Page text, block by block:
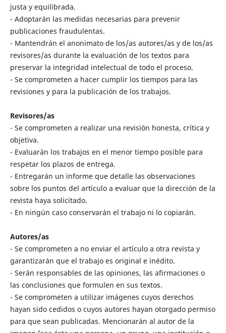
justa y equilibrada.
- Adoptarán las medidas necesarias para prevenir
publicaciones fraudulentas.
- Mantendrán el anonimato de los/as autores/as y de los/as
revisores/as durante la evaluación de los textos para
preservar la integridad intelectual de todo el proceso.
- Se comprometen a hacer cumplir los tiempos para las
revisiones y para la publicación de los trabajos.
Revisores/as
- Se comprometen a realizar una revisión honesta, crítica y
objetiva.
- Evaluarán los trabajos en el menor tiempo posible para
respetar los plazos de entrega.
- Entregarán un informe que detalle las observaciones
sobre los puntos del artículo a evaluar que la dirección de la
revista haya solicitado.
- En ningún caso conservarán el trabajo ni lo copiarán.
Autores/as
- Se comprometen a no enviar el artículo a otra revista y
garantizarán que el trabajo es original e inédito.
- Serán responsables de las opiniones, las afirmaciones o
las conclusiones que formulen en sus textos.
- Se comprometen a utilizar imágenes cuyos derechos
hayan sido cedidos o cuyos autores hayan otorgado permiso
para que sean publicadas. Mencionarán al autor de la